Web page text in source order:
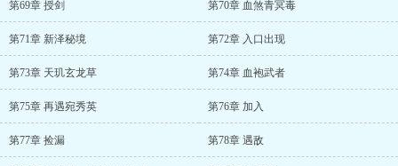
第69章 授剑 第70章 血煞青冥毒
第71章 新泽秘境 第72章 入口出现
第73章 天玑玄龙草 第74章 血袍武者
第75章 再遇宛秀英 第76章 加入
第77章 捡漏 第78章 遇敌